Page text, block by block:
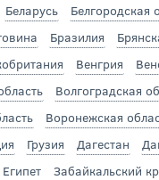
Беларусь Белгородская
Бразилия
Венгрия
Волгоградская
Воронежская
Грузия Дагестан
Египет
Забайкальский